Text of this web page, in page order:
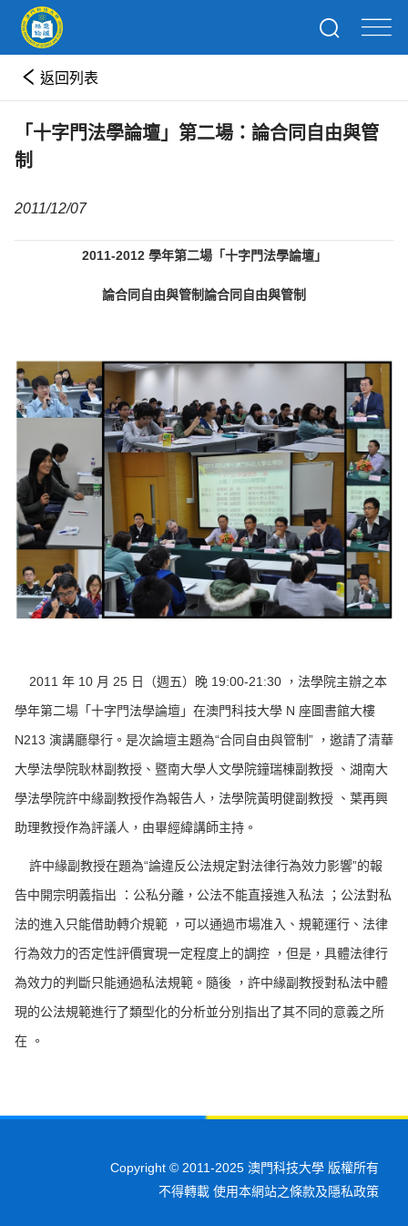
返回列表
「十字門法學論壇」第二場：論合同自由與管
制
2011/12/07
2011-2012 學年第二場「十字門法學論壇」
論合同自由與管制論合同自由與管制
2011 年 10 月 25 日（週五）晚 19:00-21:30 ，法學院主辦之本
學年第二場「十字門法學論壇」在澳門科技大學 N 座圖書館大樓
N213 演講廳舉行。是次論壇主題為“合同自由與管制” ，邀請了清華
大學法學院耿林副教授、暨南大學人文學院鐘瑞棟副教授 、湖南大
學法學院許中緣副教授作為報告人，法學院黃明健副教授 、葉再興
助理教授作為評議人，由畢經緯講師主持。
許中緣副教授在題為“論違反公法規定對法律行為效力影響”的報
告中開宗明義指出 ：公私分離，公法不能直接進入私法 ；公法對私
法的進入只能借助轉介規範 ，可以通過市場准入、規範運行、法律
行為效力的否定性評價實現一定程度上的調控 ，但是，具體法律行
為效力的判斷只能通過私法規範。隨後 ，許中緣副教授對私法中體
現的公法規範進行了類型化的分析並分別指出了其不同的意義之所
在 。
Copyright © 2011-2025 澳門科技大學 版權所有
不得轉載 使用本網站之條款及隱私政策